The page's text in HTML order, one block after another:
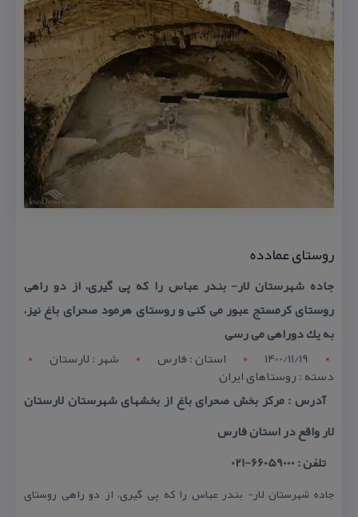
روستای عمادده
جاده شهرستان لار- بندر عباس را كه پی گیری، از دو راهی
روستای كرمستج عبور می كنی و روستای هرمود صحرای باغ نیز،
به یك دوراهی می رسی
1400/11/19
استان : فارس شهر : لارستان
دسته : روستاهای ایران
آدرس : مركز بخش صحرای باغ از بخشهای شهرستان لارستان
لار واقع در استان فارس
تلفن : 66059000-021
جاده شهرستان لار- بندر عباس را كه پی گیری، از دو راهی روستای